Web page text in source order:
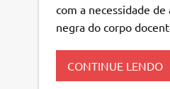
com a necessidade
negra do corpo
CONTINUE LENDO